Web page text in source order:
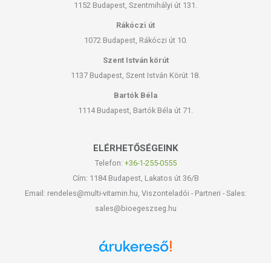
1152 Budapest, Szentmihályi út 131.
Rákóczi út
1072 Budapest, Rákóczi út 10.
Szent István körút
1137 Budapest, Szent István Körút 18.
Bartók Béla
1114 Budapest, Bartók Béla út 71.
ELÉRHETŐSÉGEINK
Telefon: +36-1-255-0555
Cím: 1184 Budapest, Lakatos út 36/B
Email: rendeles@multi-vitamin.hu, Viszonteladói - Partneri - Sales:
sales@bioegeszseg.hu